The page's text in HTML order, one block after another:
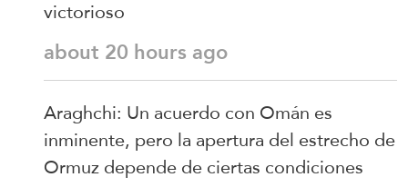
victorioso
about 20 hours ago
Araghchi: Un acuerdo con Omán es
inminente, pero la apertura del estrecho de
Ormuz depende de ciertas condiciones